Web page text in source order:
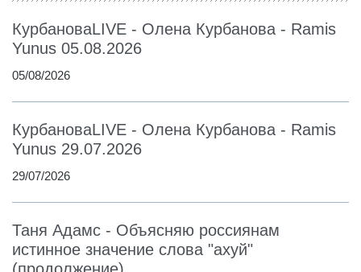
КурбановаLIVE - Олена Курбанова - Ramis
Yunus 05.08.2026
05/08/2026
КурбановаLIVE - Олена Курбанова - Ramis
Yunus 29.07.2026
29/07/2026
Таня Адамс - Объясняю россиянам
истинное значение слова "ахуй"